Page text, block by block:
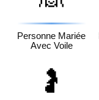
Personne Mariée
Avec Voile
🤰